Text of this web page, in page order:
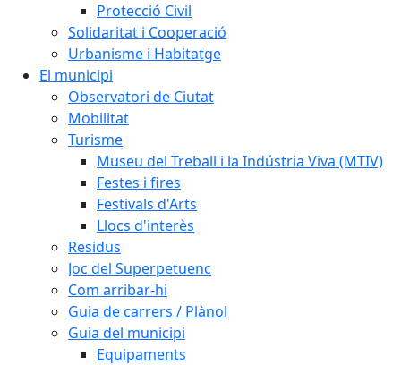
Protecció Civil
Solidaritat i Cooperació
Urbanisme i Habitatge
El municipi
Observatori de Ciutat
Mobilitat
Turisme
Museu del Treball i la Indústria Viva (MTIV)
Festes i fires
Festivals d'Arts
Llocs d'interès
Residus
Joc del Superpetuenc
Com arribar-hi
Guia de carrers / Plànol
Guia del municipi
Equipaments